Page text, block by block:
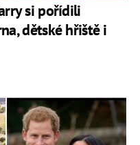
si pořídili
dětské hřiště i